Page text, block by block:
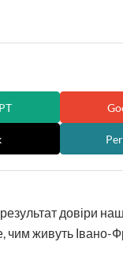
довіри
живуть Івано-